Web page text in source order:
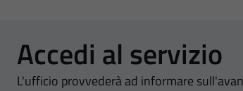
Accedi al servizio
L'ufficio provvederà ad informare